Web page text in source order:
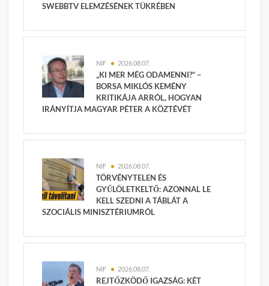
SWEBBTV ELEMZÉSÉNEK TÜKRÉBEN
NIF 2026.08.07.
„KI MER MÉG ODAMENNI?” –
BORSA MIKLÓS KEMÉNY
KRITIKÁJA ARRÓL, HOGYAN
IRÁNYÍTJA MAGYAR PÉTER A KÖZTÉVÉT
NIF 2026.08.07.
TÖRVÉNYTELEN ÉS
GYŰLÖLETKELTŐ: AZONNAL LE
KELL SZEDNI A TÁBLÁT A
SZOCIÁLIS MINISZTÉRIUMRÓL
NIF 2026.08.07.
REJTŐZKÖDŐ IGAZSÁG: KÉT